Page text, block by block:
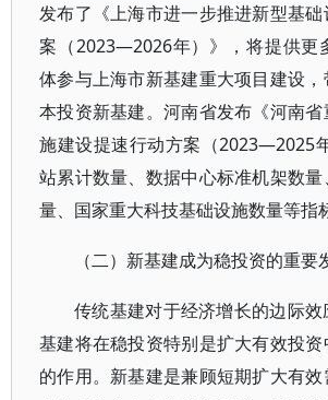
发布了《上海市进一步推进新型基
案（2023—2026年）》，将提供更
体参与上海市新基建重大项目建设
本投资新基建。河南省发布《河南
施建设提速行动方案（2023—2025
站累计数量、数据中心标准机架数
量、国家重大科技基础设施数量等指
（二）新基建成为稳投资的重要
传统基建对于经济增长的边际
基建将在稳投资特别是扩大有效投
的作用。新基建是兼顾短期扩大有